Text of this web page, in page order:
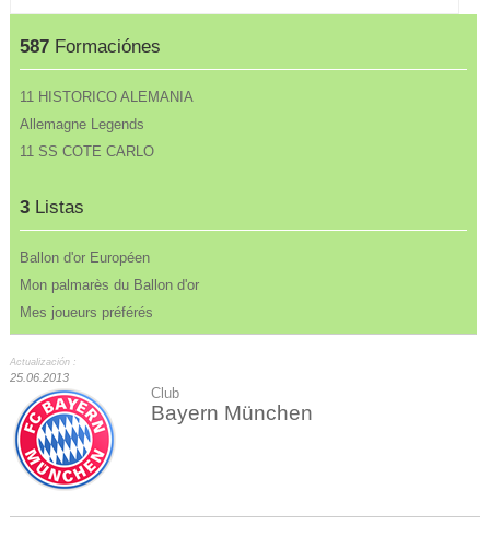
587 Formaciónes
11 HISTORICO ALEMANIA
Allemagne Legends
11 SS COTE CARLO
3 Listas
Ballon d'or Européen
Mon palmarès du Ballon d'or
Mes joueurs préférés
Actualización :
25.06.2013
Club
Bayern München